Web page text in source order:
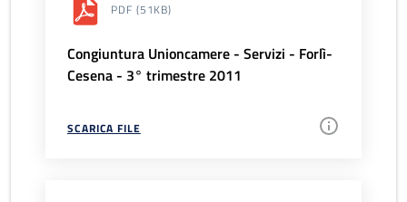
PDF (51KB)
Congiuntura Unioncamere - Servizi - Forlì-
Cesena - 3° trimestre 2011
SCARICA FILE